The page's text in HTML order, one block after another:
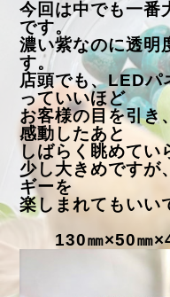
今回は中でも一番
です。
濃い紫なのに透明
す。
店頭でも、LEDパ
っていいほど
お客様の目を引き
感動したあと
しばらく眺めてい
少し大きめですが
ギーを
楽しまれてもいい
130㎜×50㎜